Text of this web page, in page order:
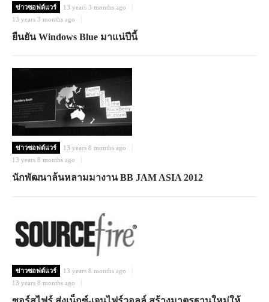
ข่าวซอฟต์แวร์
13 years 3 months ago
13 years 3 months ago
ยืนยัน Windows Blue มาแน่ปีนี้
ข่าวซอฟต์แวร์
13 years 8 months ago
13 years 8 months ago
นักพัฒนาล้นหลามมางาน BB JAM ASIA 2012
ข่าวซอฟต์แวร์
13 years 8 months ago
13 years 8 months ago